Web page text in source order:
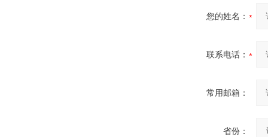
您的姓名：
联系电话：
常用邮箱：
省份：